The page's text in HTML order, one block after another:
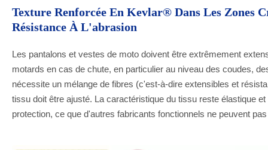
Texture Renforcée En Kevlar® Dans Les Zones
Résistance À L'abrasion
Les pantalons et vestes de moto doivent être extrêmement
motards en cas de chute, en particulier au niveau des coudes,
nécessite un mélange de fibres (c'est-à-dire extensibles et
tissu doit être ajusté. La caractéristique du tissu reste élastique
protection, ce que d'autres fabricants fonctionnels ne peuvent